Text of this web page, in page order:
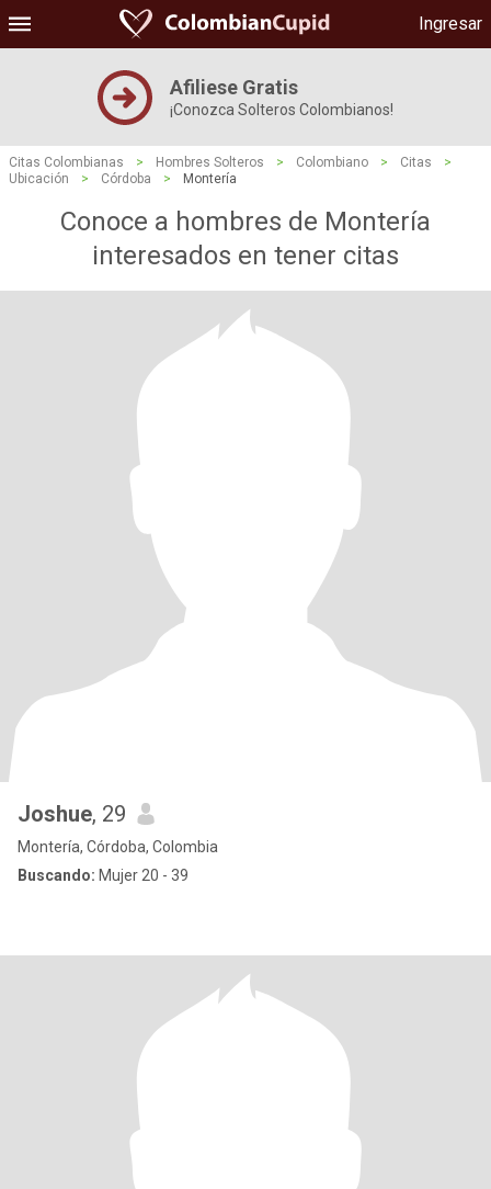
Ingresar
Afiliese Gratis
¡Conozca Solteros Colombianos!
Citas Colombianas > Hombres Solteros > Colombiano > Citas
>
Ubicación
> Córdoba > Montería
Conoce a hombres de Montería
interesados ​​en tener citas
Joshue, 29
Montería, Córdoba, Colombia
Buscando: Mujer 20 - 39